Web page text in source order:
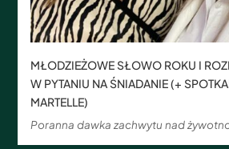
MŁODZIEŻOWE SŁOWO ROKU I
W PYTANIU NA ŚNIADANIE (+
MARTELLE)
Poranna dawka zachwytu nad